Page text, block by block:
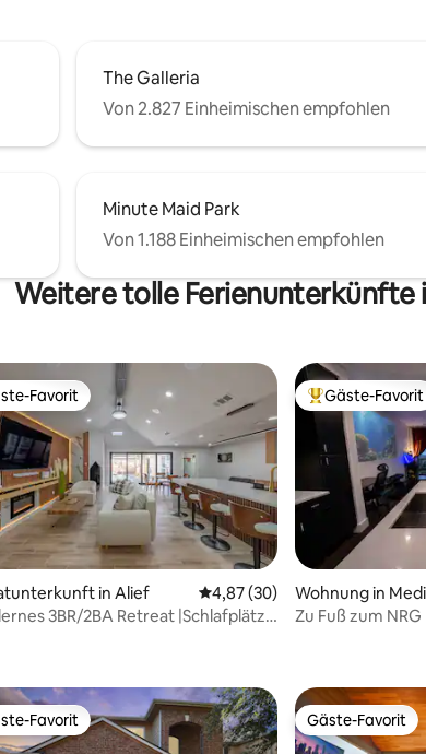
The Galleria
Von 2.827 Einheimischen empfohlen
Minute Maid Park
Von 1.188 Einheimischen empfohlen
Weitere tolle Ferienunterkünfte
4,99 von 5, 88 Bewertungen
Favorit
Favorit
in Alief Durchschnittliche
4,87 (30)
3BR/2BA Retreat |Schlafplätze
Beliebter
Gäste-Favorit
Wohnung in
a
Zu Fuß zum
Favorit
Favorit Gäste-Favorit
Gäste-Favorit